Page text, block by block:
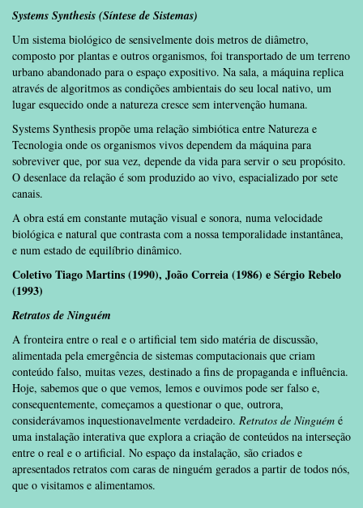
Systems Synthesis (Síntese de Sistemas)
Um sistema biológico de sensivelmente dois metros de diâmetro,
composto por plantas e outros organismos, foi transportado de um terreno
urbano abandonado para o espaço expositivo. Na sala, a máquina replica
através de algoritmos as condições ambientais do seu local nativo, um
lugar esquecido onde a natureza cresce sem intervenção humana.
Systems Synthesis propõe uma relação simbiótica entre Natureza e
Tecnologia onde os organismos vivos dependem da máquina para
sobreviver que, por sua vez, depende da vida para servir o seu propósito.
O desenlace da relação é som produzido ao vivo, espacializado por sete
canais.
A obra está em constante mutação visual e sonora, numa velocidade
biológica e natural que contrasta com a nossa temporalidade instantânea,
e num estado de equilíbrio dinâmico.
Coletivo Tiago Martins (1990), João Correia (1986) e Sérgio Rebelo
(1993)
Retratos de Ninguém
A fronteira entre o real e o artificial tem sido matéria de discussão,
alimentada pela emergência de sistemas computacionais que criam
conteúdo falso, muitas vezes, destinado a fins de propaganda e influência.
Hoje, sabemos que o que vemos, lemos e ouvimos pode ser falso e,
consequentemente, começamos a questionar o que, outrora,
considerávamos inquestionavelmente verdadeiro. Retratos de Ninguém é
uma instalação interativa que explora a criação de conteúdos na interseção
entre o real e o artificial. No espaço da instalação, são criados e
apresentados retratos com caras de ninguém gerados a partir de todos nós,
que o visitamos e alimentamos.